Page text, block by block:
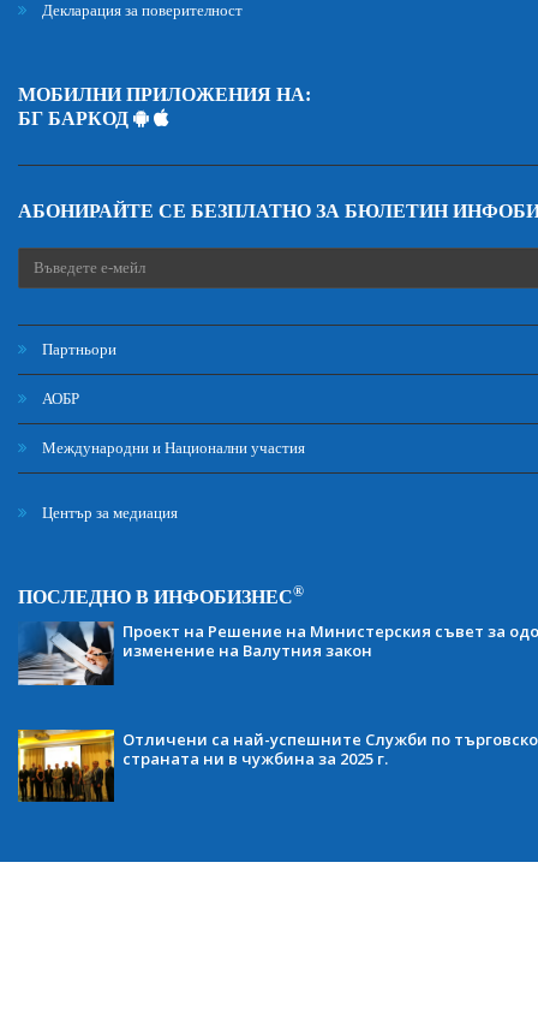
Декларация за поверителност
МОБИЛНИ ПРИЛОЖЕНИЯ НА:
БГ БАРКОД
АБОНИРАЙТЕ СЕ БЕЗПЛАТНО ЗА БЮЛЕТИН
Партньори
АОБР
Международни и Национални участия
Център за медиация
ПОСЛЕДНО В ИНФОБИЗНЕС®
Проект на Решение на Министерския съвет за
изменение на Валутния закон
Отличени са най-успешните Служби по
страната ни в чужбина за 2025 г.